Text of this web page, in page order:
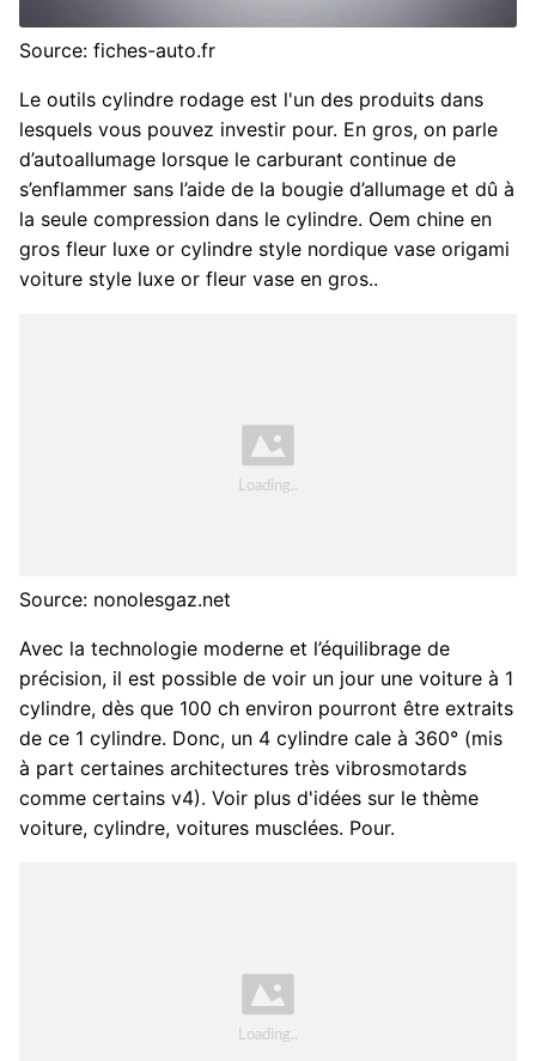
Source: fiches-auto.fr
Le outils cylindre rodage est l'un des produits dans
lesquels vous pouvez investir pour. En gros, on parle
d’autoallumage lorsque le carburant continue de
s’enflammer sans l’aide de la bougie d’allumage et dû à
la seule compression dans le cylindre. Oem chine en
gros fleur luxe or cylindre style nordique vase origami
voiture style luxe or fleur vase en gros..
Source: nonolesgaz.net
Avec la technologie moderne et l’équilibrage de
précision, il est possible de voir un jour une voiture à 1
cylindre, dès que 100 ch environ pourront être extraits
de ce 1 cylindre. Donc, un 4 cylindre cale à 360° (mis
à part certaines architectures très vibrosmotards
comme certains v4). Voir plus d'idées sur le thème
voiture, cylindre, voitures musclées. Pour.